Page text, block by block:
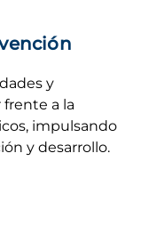
y
frente a la
impulsando
y desarrollo.